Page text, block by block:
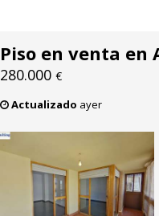
Piso en venta en
280.000 €
Actualizado ayer